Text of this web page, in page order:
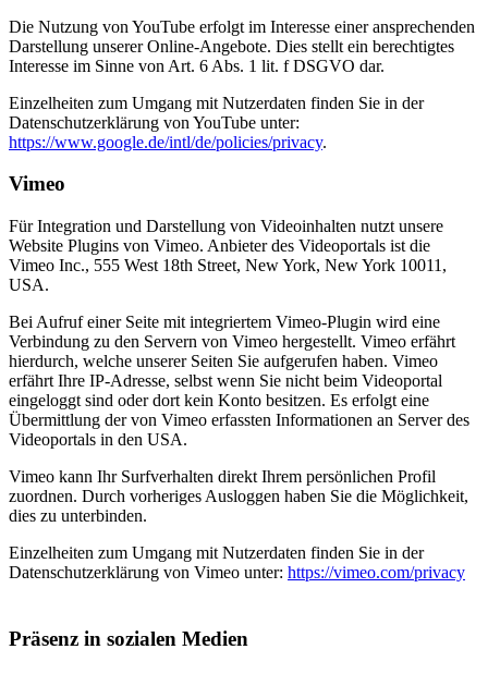
Die Nutzung von YouTube erfolgt im Interesse einer ansprechenden
Darstellung unserer Online-Angebote. Dies stellt ein berechtigtes
Interesse im Sinne von Art. 6 Abs. 1 lit. f DSGVO dar.
Einzelheiten zum Umgang mit Nutzerdaten finden Sie in der
Datenschutzerklärung von YouTube unter:
https://www.google.de/intl/de/policies/privacy.
Vimeo
Für Integration und Darstellung von Videoinhalten nutzt unsere
Website Plugins von Vimeo. Anbieter des Videoportals ist die
Vimeo Inc., 555 West 18th Street, New York, New York 10011,
USA.
Bei Aufruf einer Seite mit integriertem Vimeo-Plugin wird eine
Verbindung zu den Servern von Vimeo hergestellt. Vimeo erfährt
hierdurch, welche unserer Seiten Sie aufgerufen haben. Vimeo
erfährt Ihre IP-Adresse, selbst wenn Sie nicht beim Videoportal
eingeloggt sind oder dort kein Konto besitzen. Es erfolgt eine
Übermittlung der von Vimeo erfassten Informationen an Server des
Videoportals in den USA.
Vimeo kann Ihr Surfverhalten direkt Ihrem persönlichen Profil
zuordnen. Durch vorheriges Ausloggen haben Sie die Möglichkeit,
dies zu unterbinden.
Einzelheiten zum Umgang mit Nutzerdaten finden Sie in der
Datenschutzerklärung von Vimeo unter: https://vimeo.com/privacy
Präsenz in sozialen Medien